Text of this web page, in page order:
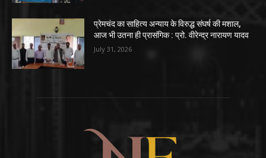
प्रेमचंद का साहित्य अन्याय के विरुद्ध संघर्ष की मशाल,
आज भी उतना ही प्रासंगिक : प्रो. वीरेन्द्र नारायण यादव
July 31, 2026